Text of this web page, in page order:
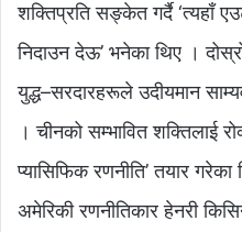
शक्तिप्रति सङ्केत गर्दै ‘त्यहाँ
निदाउन देऊ’ भनेका थिए ।
युद्ध–सरदारहरूले उदीयमान
। चीनको सम्भावित शक्तिलाई
प्यासिफिक रणनीति’ तयार
अमेरिकी रणनीतिकार हेनरी